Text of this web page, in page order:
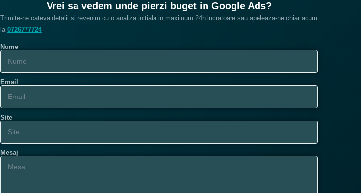
Vrei sa vedem unde pierzi buget in Google Ads?
Trimite-ne cateva detalii si revenim cu o analiza initiala in maximum 24h lucratoare sau apeleaza-ne chiar acum
la 0726777724
Nume
Email
Site
Mesaj